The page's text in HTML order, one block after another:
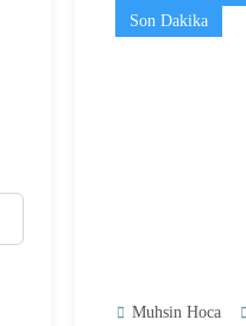
Son Dakika
Muhsin Hoca